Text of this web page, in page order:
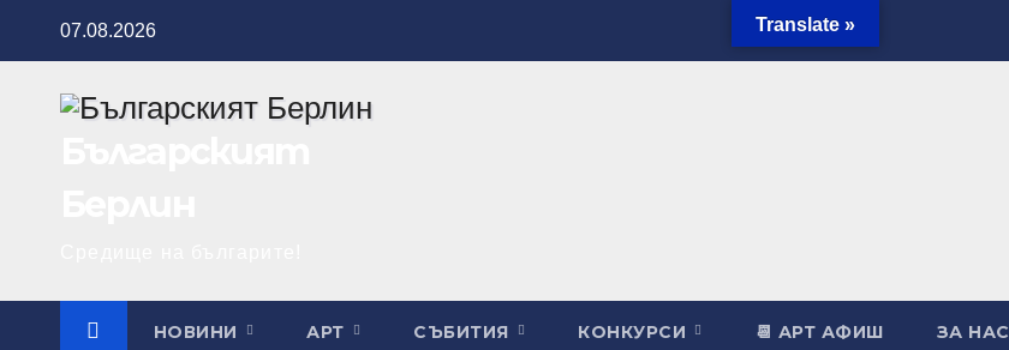
07.08.2026
НОВИНИ АРТ СЪБИТИЯ КОНКУРСИ 📆 АРТ АФИШ ЗА НАС
Translate »